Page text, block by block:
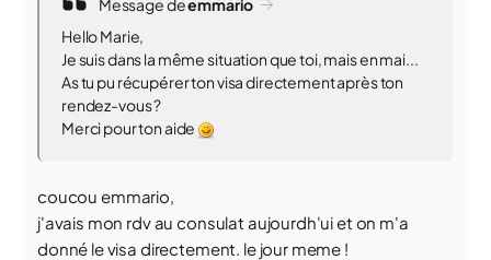
Message deemmario
Hello Marie,
Je suis dans la même situation que toi, mais en mai...
As tu pu récupérer ton visa directement après ton
rendez-vous ?
Merci pour ton aide
coucou emmario,
j'avais mon rdv au consulat aujourdh'ui et on m'a
donné le visa directement. le jour meme !